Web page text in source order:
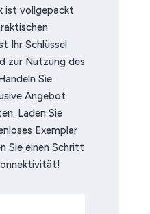
ist vollgepackt
Ihr Schlüssel
zur Nutzung des
Sie
Angebot
Laden Sie
Exemplar
Sie einen Schritt